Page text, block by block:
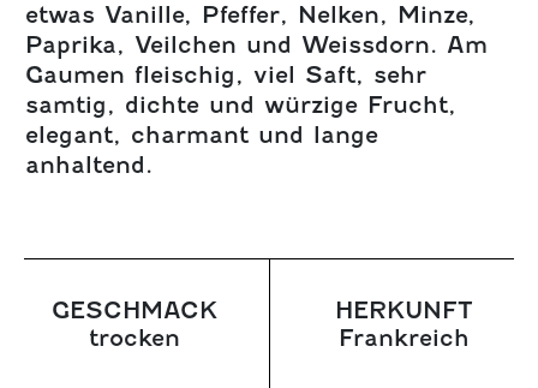
etwas Vanille, Pfeffer, Nelken, Minze,
Paprika, Veilchen und Weissdorn. Am
Gaumen fleischig, viel Saft, sehr
samtig, dichte und würzige Frucht,
elegant, charmant und lange
anhaltend.
GESCHMACK
trocken
HERKUNFT
Frankreich